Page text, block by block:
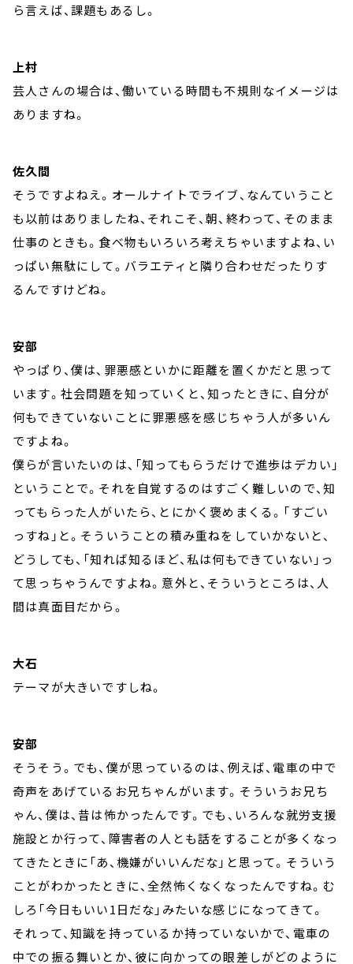
ら言えば、課題もあるし。
上村
芸人さんの場合は、働いている時間も不規則なイメージは
ありますね。
佐久間
そうですよねえ。オールナイトでライブ、なんていうこと
も以前はありましたね、それこそ、朝、終わって、そのまま
仕事のときも。食べ物もいろいろ考えちゃいますよね、い
っぱい無駄にして。バラエティと隣り合わせだったりす
るんですけどね。
安部
やっぱり、僕は、罪悪感といかに距離を置くかだと思って
います。社会問題を知っていくと、知ったときに、自分が
何もできていないことに罪悪感を感じちゃう人が多いん
ですよね。
僕らが言いたいのは、「知ってもらうだけで進歩はデカい」
ということで。それを自覚するのはすごく難しいので、知
ってもらった人がいたら、とにかく褒めまくる。「すごい
っすね」と。そういうことの積み重ねをしていかないと、
どうしても、「知れば知るほど、私は何もできていない」っ
て思っちゃうんですよね。意外と、そういうところは、人
間は真面目だから。
大石
テーマが大きいですしね。
安部
そうそう。でも、僕が思っているのは、例えば、電車の中で
奇声をあげているお兄ちゃんがいます。そういうお兄ち
ゃん、僕は、昔は怖かったんです。でも、いろんな就労支援
施設とか行って、障害者の人とも話をすることが多くなっ
てきたときに「あ、機嫌がいいんだな」と思って。そういう
ことがわかったときに、全然怖くなくなったんですね。む
しろ「今日もいい1日だな」みたいな感じになってきて。
それって、知識を持っているか持っていないかで、電車の
中での振る舞いとか、彼に向かっての眼差しがどのように